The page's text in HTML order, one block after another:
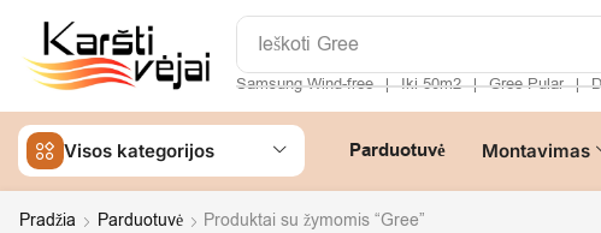
Ieškoti Samsung
Samsung Wind-free ❘ Iki 50m2 ❘ Gree Pular ❘
Visos kategorijos Parduotuvė Montavimas
Pradžia Parduotuvė Produktai su žymomis “Gree”